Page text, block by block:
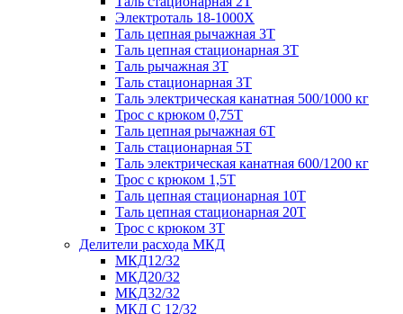
Электроталь 18-1000X
Таль цепная рычажная 3Т
Таль цепная стационарная 3Т
Таль рычажная 3Т
Таль стационарная 3Т
Таль электрическая канатная 500/1000 кг
Трос с крюком 0,75Т
Таль цепная рычажная 6Т
Таль стационарная 5Т
Таль электрическая канатная 600/1200 кг
Трос с крюком 1,5Т
Таль цепная стационарная 10Т
Таль цепная стационарная 20Т
Трос с крюком 3Т
Делители расхода МКД
МКД12/32
МКД20/32
МКД32/32
МКД С 12/32